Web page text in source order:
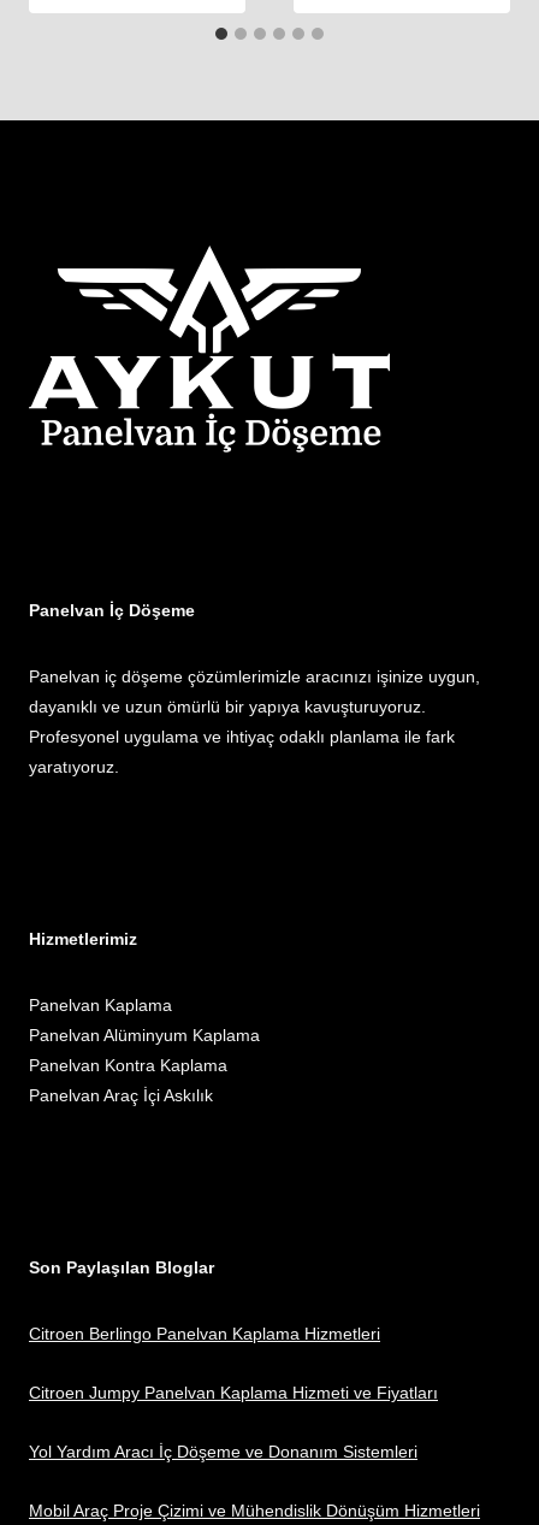
Panelvan İç Döşeme
Panelvan iç döşeme çözümlerimizle aracınızı işinize uygun,
dayanıklı ve uzun ömürlü bir yapıya kavuşturuyoruz.
Profesyonel uygulama ve ihtiyaç odaklı planlama ile fark
yaratıyoruz.
Hizmetlerimiz
Panelvan Kaplama
Panelvan Alüminyum Kaplama
Panelvan Kontra Kaplama
Panelvan Araç İçi Askılık
Son Paylaşılan Bloglar
Citroen Berlingo Panelvan Kaplama Hizmetleri
Citroen Jumpy Panelvan Kaplama Hizmeti ve Fiyatları
Yol Yardım Aracı İç Döşeme ve Donanım Sistemleri
Mobil Araç Proje Çizimi ve Mühendislik Dönüşüm Hizmetleri